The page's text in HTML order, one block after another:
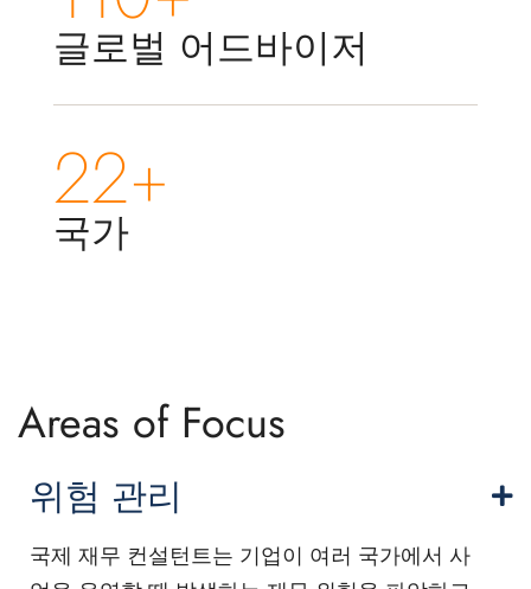
글로벌 어드바이저
22+
국가
Areas of Focus
위험 관리
국제 재무 컨설턴트는 기업이 여러 국가에서 사